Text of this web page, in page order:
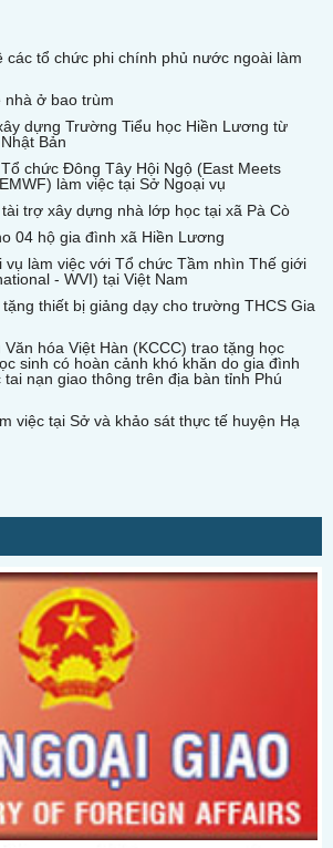
các tổ chức phi chính phủ nước ngoài làm
nhà ở bao trùm
dựng Trường Tiểu học Hiền Lương từ
Bản
chức Đông Tây Hội Ngộ (East Meets
làm việc tại Sở Ngoại vụ
trợ xây dựng nhà lớp học tại xã Pà Cò
04 hộ gia đình xã Hiền Lương
vụ làm việc với Tổ chức Tầm nhìn Thế giới
- WVI) tại Việt Nam
thiết bị giảng dạy cho trường THCS Gia
hóa Việt Hàn (KCCC) trao tặng học
sinh có hoàn cảnh khó khăn do gia đình
nạn giao thông trên địa bàn tỉnh Phú
việc tại Sở và khảo sát thực tế huyện Hạ